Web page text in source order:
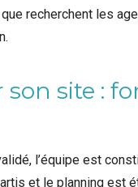
recherchent les
son site :
l’équipe est
et le planning est